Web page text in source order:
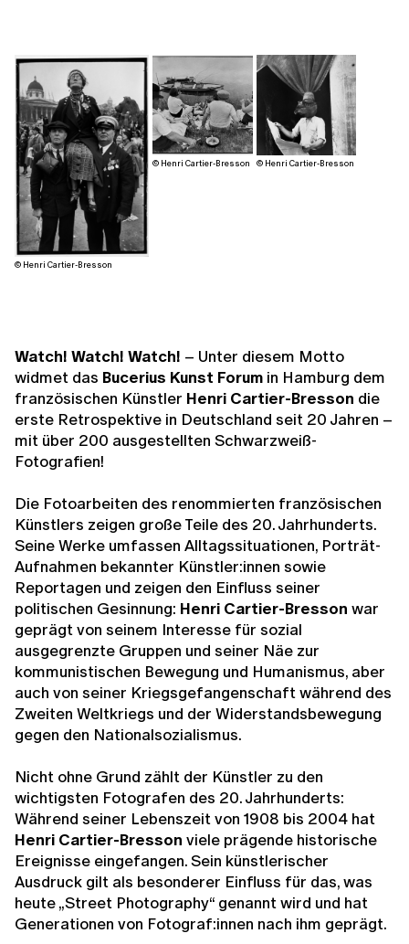
© Henri Cartier-Bresson
© Henri Cartier-Bresson © Henri Cartier-Bresson
Watch! Watch! Watch! – Unter diesem Motto
widmet das Bucerius Kunst Forum in Hamburg dem
französischen Künstler Henri Cartier-Bresson die
erste Retrospektive in Deutschland seit 20 Jahren –
mit über 200 ausgestellten Schwarzweiß-
Fotografien!
Die Fotoarbeiten des renommierten französischen
Künstlers zeigen große Teile des 20. Jahrhunderts.
Seine Werke umfassen Alltagssituationen, Porträt-
Aufnahmen bekannter Künstler:innen sowie
Reportagen und zeigen den Einfluss seiner
politischen Gesinnung: Henri Cartier-Bresson war
geprägt von seinem Interesse für sozial
ausgegrenzte Gruppen und seiner Näe zur
kommunistischen Bewegung und Humanismus, aber
auch von seiner Kriegsgefangenschaft während des
Zweiten Weltkriegs und der Widerstandsbewegung
gegen den Nationalsozialismus.
Nicht ohne Grund zählt der Künstler zu den
wichtigsten Fotografen des 20. Jahrhunderts:
Während seiner Lebenszeit von 1908 bis 2004 hat
Henri Cartier-Bresson viele prägende historische
Ereignisse eingefangen. Sein künstlerischer
Ausdruck gilt als besonderer Einfluss für das, was
heute „Street Photography“ genannt wird und hat
Generationen von Fotograf:innen nach ihm geprägt.